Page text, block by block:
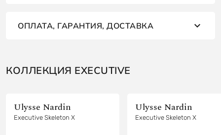
ОПЛАТА, ГАРАНТИЯ, ДОСТАВКА
КОЛЛЕКЦИЯ EXECUTIVE
Ulysse Nardin
Executive Skeleton X
Ulysse Nardin
Executive Skeleton X